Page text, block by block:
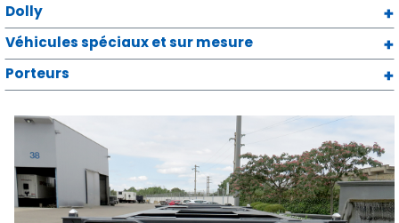
Dolly
Véhicules spéciaux et sur mesure
Porteurs